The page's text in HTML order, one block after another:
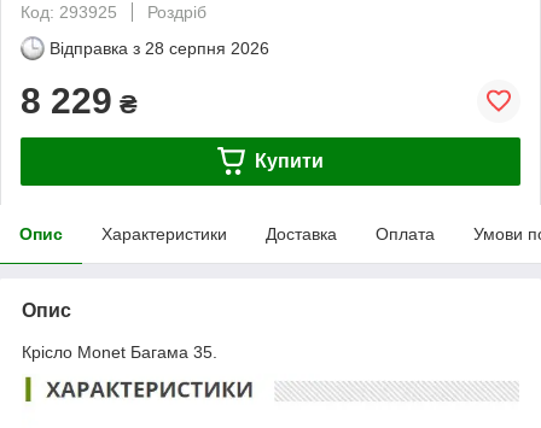
Код: 293925
Роздріб
Відправка з 28 серпня 2026
8 229 ₴
Купити
Опис Характеристики Доставка Оплата Умови
Опис
Крісло Monet Багама 35.